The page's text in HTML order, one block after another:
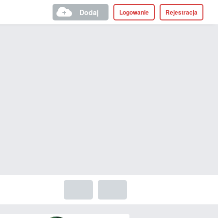
Rejestracja
Logowanie
Dodaj